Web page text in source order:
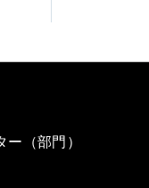
ー（部門）